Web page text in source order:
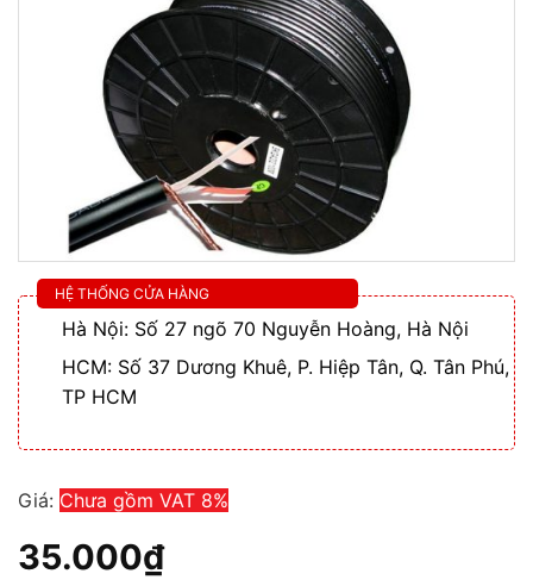
HỆ THỐNG CỬA HÀNG
Hà Nội: Số 27 ngõ 70 Nguyễn Hoàng, Hà Nội
HCM: Số 37 Dương Khuê, P. Hiệp Tân, Q. Tân Phú,
TP HCM
Giá: Chưa gồm VAT 8%
35.000₫